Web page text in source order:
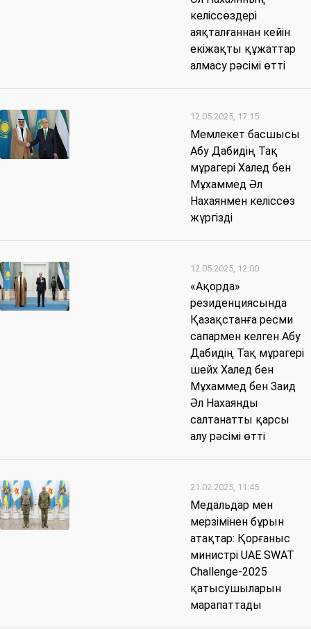
келіссөздері
аяқталғаннан кейін
екіжақты құжаттар
алмасу рәсімі өтті
12.05.2025, 17:15
Мемлекет басшысы
Абу Дабидің Тақ
мұрагері Халед бен
Мұхаммед Әл
Нахаянмен келіссөз
жүргізді
12.05.2025, 12:00
«Ақорда»
резиденциясында
Қазақстанға ресми
сапармен келген Абу
Дабидің Тақ мұрагері
шейх Халед бен
Мұхаммед бен Заид
Әл Нахаянды
салтанатты қарсы
алу рәсімі өтті
21.02.2025, 11:45
Медальдар мен
мерзімінен бұрын
атақтар: Қорғаныс
министрі UAE SWAT
Challenge-2025
қатысушыларын
марапаттады